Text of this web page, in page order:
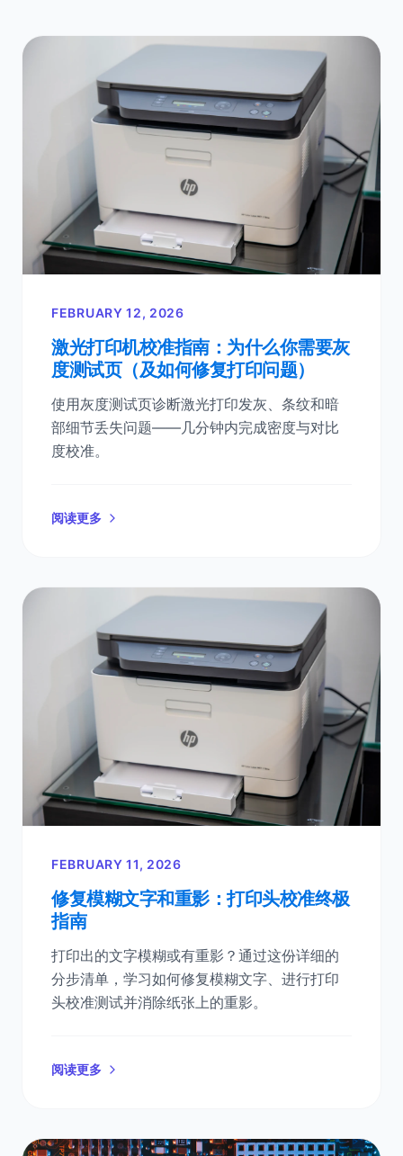
FEBRUARY 12, 2026
激光打印机校准指南：为什么你需要灰
度测试页（及如何修复打印问题）
使用灰度测试页诊断激光打印发灰、条纹和暗
部细节丢失问题——几分钟内完成密度与对比
度校准。
阅读更多
FEBRUARY 11, 2026
修复模糊文字和重影：打印头校准终极
指南
打印出的文字模糊或有重影？通过这份详细的
分步清单，学习如何修复模糊文字、进行打印
头校准测试并消除纸张上的重影。
阅读更多